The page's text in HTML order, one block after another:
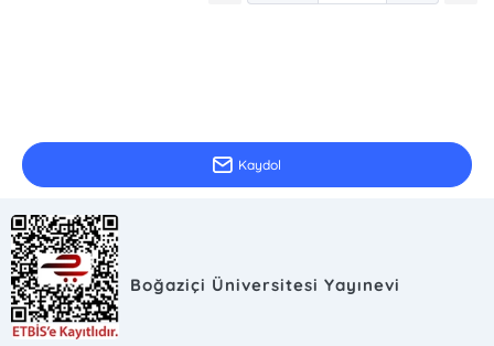
Kaydol
Boğaziçi Üniversitesi Yayınevi